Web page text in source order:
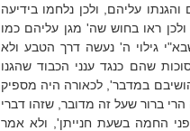
עליהם, ולכן נלחמו בידיעה
ראו בחוש שה' מגן עליהם כמו
גילוי ה' נעשה דרך הטבע ולא
שהם כנגד ענני הכבוד שהגנו
במדבר', לכאורה היה מספיק
ברור שעל זה מדובר, שזהו דברי
החמה בשעת חנייתן', ולא אמר